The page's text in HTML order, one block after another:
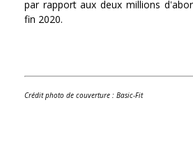
par rapport aux deux millions
fin 2020.
Crédit photo de couverture : Basic-Fit